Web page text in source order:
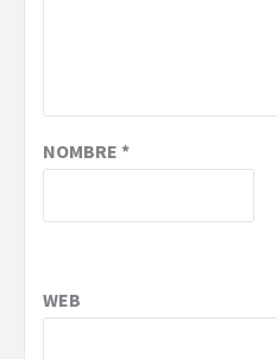
NOMBRE *
WEB